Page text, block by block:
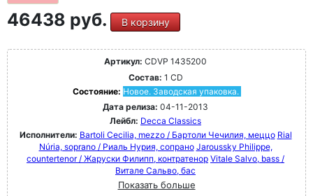
46438 руб. В корзину
Артикул: CDVP 1435200
Состав: 1 CD
Состояние: Новое. Заводская упаковка.
Дата релиза: 04-11-2013
Лейбл: Decca Classics
Исполнители: Bartoli Cecilia, mezzo / Бартоли Чечилия, меццо Rial
Núria, soprano / Риаль Нурия, сопрано Jaroussky Philippe,
countertenor / Жаруски Филипп, контратенор Vitale Salvo, bass /
Витале Сальво, бас
Показать больше